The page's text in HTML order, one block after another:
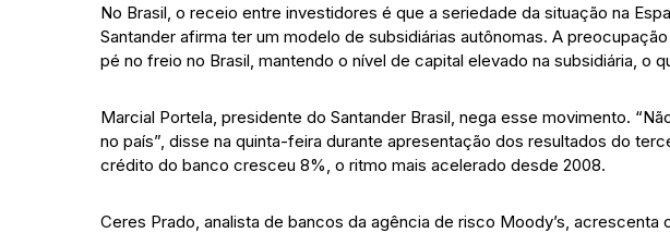
No Brasil, o receio entre investidores é que a seriedade da situação na
Santander afirma ter um modelo de subsidiárias autônomas. A
pé no freio no Brasil, mantendo o nível de capital elevado na subsidiária, o
Marcial Portela, presidente do Santander Brasil, nega esse movimento.
no país”, disse na quinta-feira durante apresentação dos resultados do
crédito do banco cresceu 8%, o ritmo mais acelerado desde 2008.
Ceres Prado, analista de bancos da agência de risco Moody’s, acrescenta